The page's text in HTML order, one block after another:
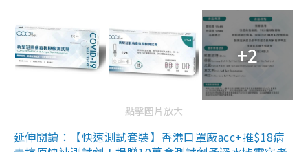
+2
點擊圖片放大
延伸閱讀：【快速測試套裝】香港口罩廠acc+推$18病